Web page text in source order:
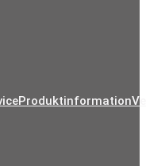
Produktinformation